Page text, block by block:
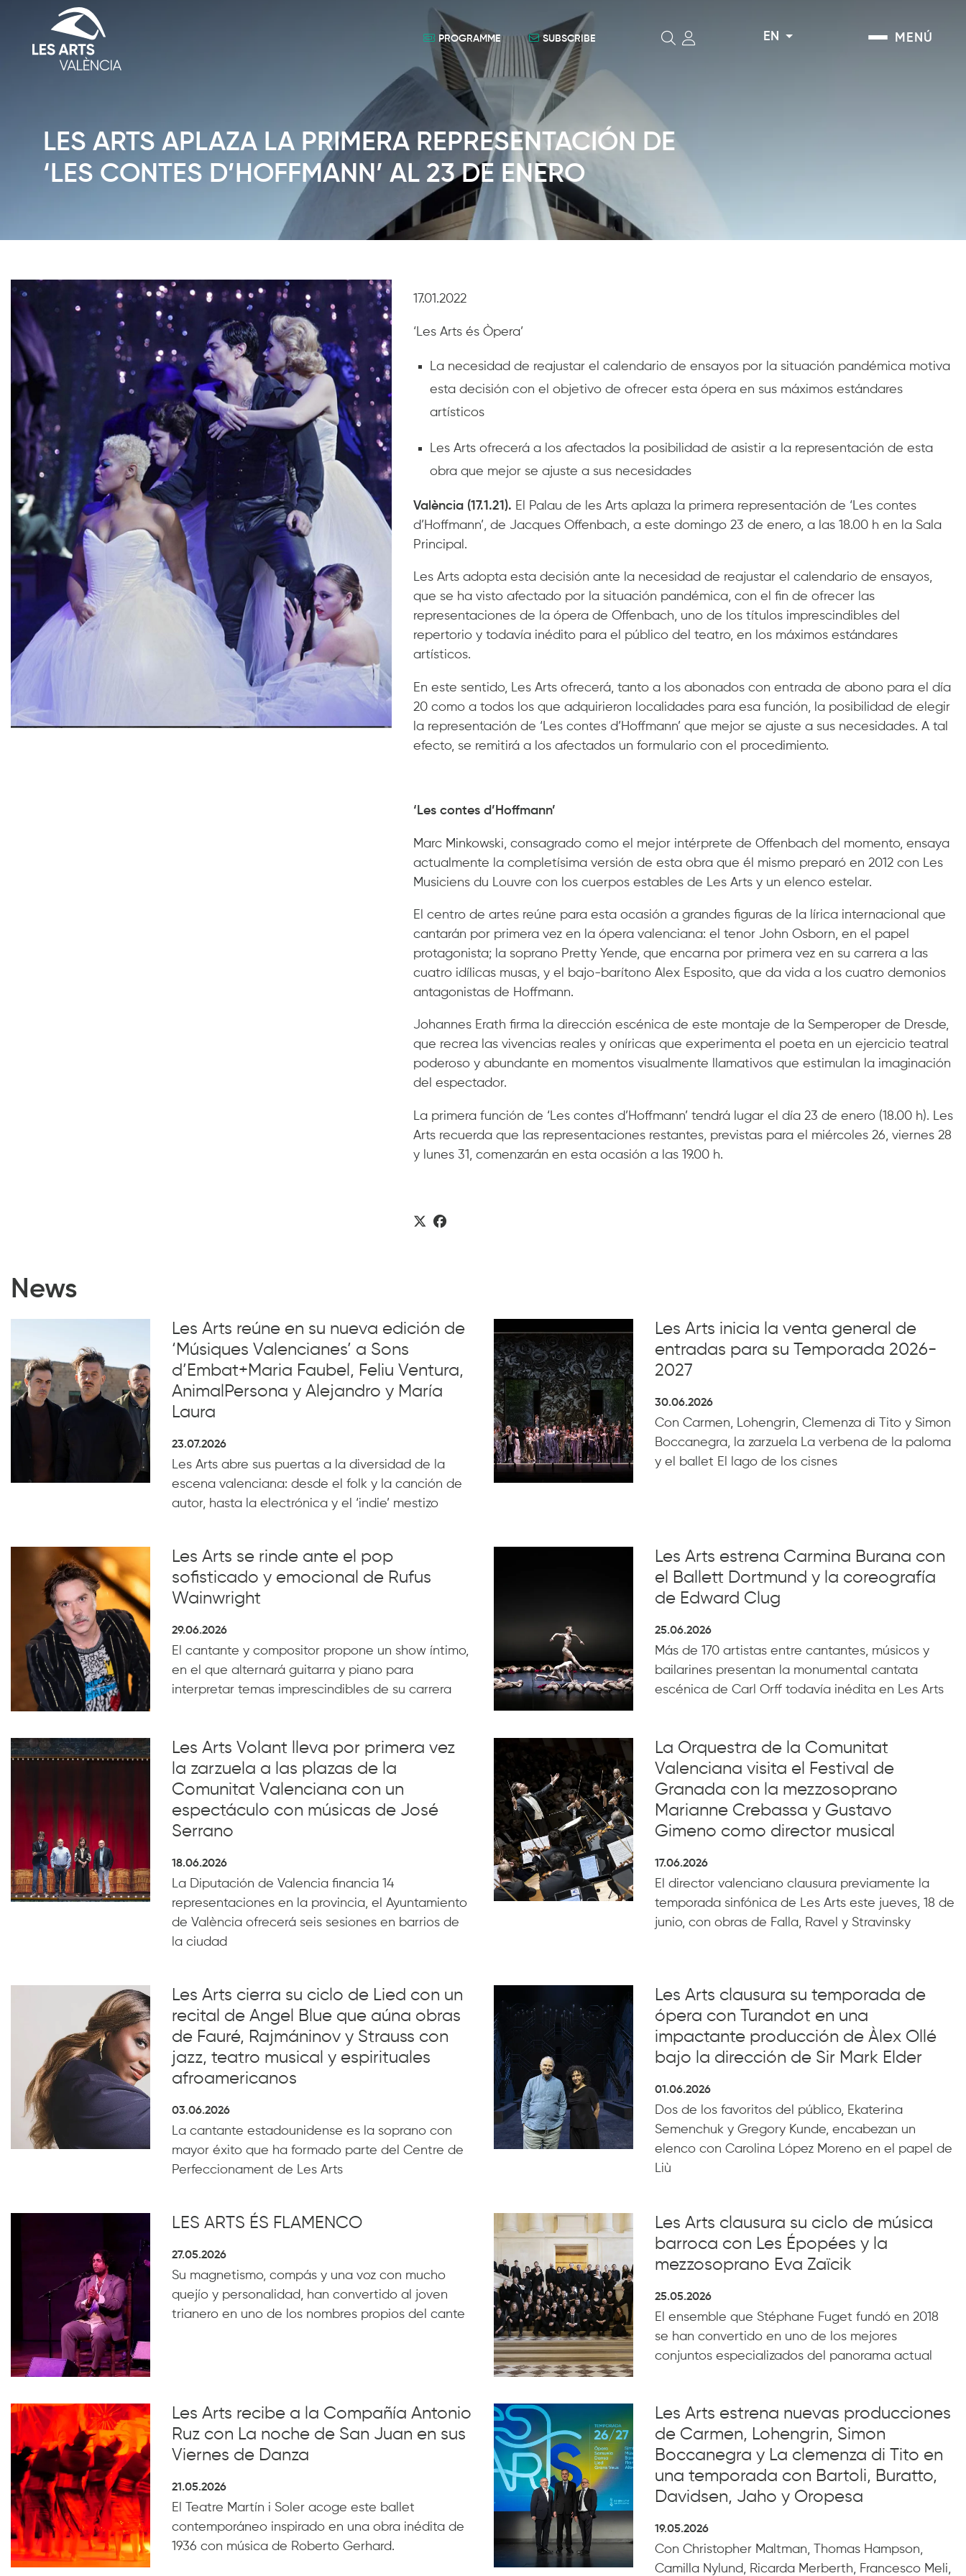
MENÚ
EN
SUBSCRIBE
PROGRAMME
LES ARTS APLAZA LA PRIMERA REPRESENTACIÓN DE
‘LES CONTES D’HOFFMANN’ AL 23 DE ENERO
17.01.2022
‘Les Arts és Òpera’
La necesidad de reajustar el calendario de ensayos por la situación pandémica motiva
esta decisión con el objetivo de ofrecer esta ópera en sus máximos estándares
artísticos
Les Arts ofrecerá a los afectados la posibilidad de asistir a la representación de esta
obra que mejor se ajuste a sus necesidades
València (17.1.21). El Palau de les Arts aplaza la primera representación de ‘Les contes
d’Hoffmann’, de Jacques Offenbach, a este domingo 23 de enero, a las 18.00 h en la Sala
Principal.
Les Arts adopta esta decisión ante la necesidad de reajustar el calendario de ensayos,
que se ha visto afectado por la situación pandémica, con el fin de ofrecer las
representaciones de la ópera de Offenbach, uno de los títulos imprescindibles del
repertorio y todavía inédito para el público del teatro, en los máximos estándares
artísticos.
En este sentido, Les Arts ofrecerá, tanto a los abonados con entrada de abono para el día
20 como a todos los que adquirieron localidades para esa función, la posibilidad de elegir
la representación de ‘Les contes d’Hoffmann’ que mejor se ajuste a sus necesidades. A tal
efecto, se remitirá a los afectados un formulario con el procedimiento.
‘Les contes d’Hoffmann’
Marc Minkowski, consagrado como el mejor intérprete de Offenbach del momento, ensaya
actualmente la completísima versión de esta obra que él mismo preparó en 2012 con Les
Musiciens du Louvre con los cuerpos estables de Les Arts y un elenco estelar.
El centro de artes reúne para esta ocasión a grandes figuras de la lírica internacional que
cantarán por primera vez en la ópera valenciana: el tenor John Osborn, en el papel
protagonista; la soprano Pretty Yende, que encarna por primera vez en su carrera a las
cuatro idílicas musas, y el bajo-barítono Alex Esposito, que da vida a los cuatro demonios
antagonistas de Hoffmann.
Johannes Erath firma la dirección escénica de este montaje de la Semperoper de Dresde,
que recrea las vivencias reales y oníricas que experimenta el poeta en un ejercicio teatral
poderoso y abundante en momentos visualmente llamativos que estimulan la imaginación
del espectador.
La primera función de ‘Les contes d’Hoffmann’ tendrá lugar el día 23 de enero (18.00 h). Les
Arts recuerda que las representaciones restantes, previstas para el miércoles 26, viernes 28
y lunes 31, comenzarán en esta ocasión a las 19.00 h.
News
Les Arts reúne en su nueva edición de
‘Músiques Valencianes’ a Sons
d’Embat+Maria Faubel, Feliu Ventura,
AnimalPersona y Alejandro y María
Laura
23.07.2026
Les Arts abre sus puertas a la diversidad de la
escena valenciana: desde el folk y la canción de
autor, hasta la electrónica y el ‘indie’ mestizo
Les Arts inicia la venta general de
entradas para su Temporada 2026-
2027
30.06.2026
Con Carmen, Lohengrin, Clemenza di Tito y Simon
Boccanegra, la zarzuela La verbena de la paloma
y el ballet El lago de los cisnes
Les Arts se rinde ante el pop
sofisticado y emocional de Rufus
Wainwright
29.06.2026
El cantante y compositor propone un show íntimo,
en el que alternará guitarra y piano para
interpretar temas imprescindibles de su carrera
Les Arts estrena Carmina Burana con
el Ballett Dortmund y la coreografía
de Edward Clug
25.06.2026
Más de 170 artistas entre cantantes, músicos y
bailarines presentan la monumental cantata
escénica de Carl Orff todavía inédita en Les Arts
Les Arts Volant lleva por primera vez
la zarzuela a las plazas de la
Comunitat Valenciana con un
espectáculo con músicas de José
Serrano
18.06.2026
La Diputación de Valencia financia 14
representaciones en la provincia, el Ayuntamiento
de València ofrecerá seis sesiones en barrios de
la ciudad
La Orquestra de la Comunitat
Valenciana visita el Festival de
Granada con la mezzosoprano
Marianne Crebassa y Gustavo
Gimeno como director musical
17.06.2026
El director valenciano clausura previamente la
temporada sinfónica de Les Arts este jueves, 18 de
junio, con obras de Falla, Ravel y Stravinsky
Les Arts cierra su ciclo de Lied con un
recital de Angel Blue que aúna obras
de Fauré, Rajmáninov y Strauss con
jazz, teatro musical y espirituales
afroamericanos
03.06.2026
La cantante estadounidense es la soprano con
mayor éxito que ha formado parte del Centre de
Perfeccionament de Les Arts
Les Arts clausura su temporada de
ópera con Turandot en una
impactante producción de Àlex Ollé
bajo la dirección de Sir Mark Elder
01.06.2026
Dos de los favoritos del público, Ekaterina
Semenchuk y Gregory Kunde, encabezan un
elenco con Carolina López Moreno en el papel de
Liù
LES ARTS ÉS FLAMENCO
27.05.2026
Su magnetismo, compás y una voz con mucho
quejío y personalidad, han convertido al joven
trianero en uno de los nombres propios del cante
Les Arts clausura su ciclo de música
barroca con Les Épopées y la
mezzosoprano Eva Zaïcik
25.05.2026
El ensemble que Stéphane Fuget fundó en 2018
se han convertido en uno de los mejores
conjuntos especializados del panorama actual
Les Arts recibe a la Compañía Antonio
Ruz con La noche de San Juan en sus
Viernes de Danza
21.05.2026
El Teatre Martín i Soler acoge este ballet
contemporáneo inspirado en una obra inédita de
1936 con música de Roberto Gerhard.
Les Arts estrena nuevas producciones
de Carmen, Lohengrin, Simon
Boccanegra y La clemenza di Tito en
una temporada con Bartoli, Buratto,
Davidsen, Jaho y Oropesa
19.05.2026
Con Christopher Maltman, Thomas Hampson,
Camilla Nylund, Ricarda Merberth, Francesco Meli,